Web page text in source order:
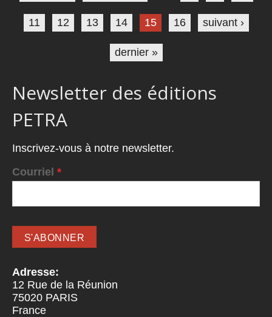
11 12 13 14 15 16 suivant ›
dernier »
Newsletter des éditions
PETRA
Inscrivez-vous à notre newsletter.
Courriel *
Adresse:
12 Rue de la Réunion
75020 PARIS
France